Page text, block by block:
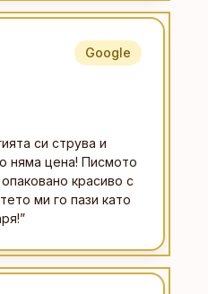
Google
си струва и
няма цена! Писмото
красиво с
ми го пази като
”